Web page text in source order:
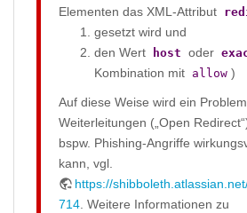
Elementen das XML-Attribut
gesetzt wird und
den Wert
host oder
Kombination mit allow )
Auf diese Weise wird ein
Weiterleitungen („Open
bspw. Phishing-Angriffe
kann, vgl.
https://
714 . Weitere Informationen zu